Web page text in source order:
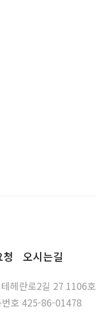
청 오시는길
헤란로2길 27 1106호
호 425-86-01478